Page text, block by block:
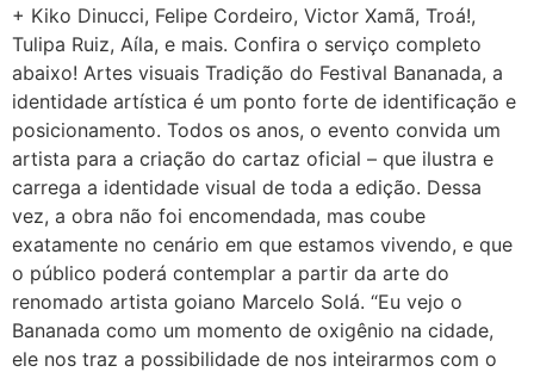
+ Kiko Dinucci, Felipe Cordeiro, Victor Xamã, Troá!,
Tulipa Ruiz, Aíla, e mais. Confira o serviço completo
abaixo! Artes visuais Tradição do Festival Bananada, a
identidade artística é um ponto forte de identificação e
posicionamento. Todos os anos, o evento convida um
artista para a criação do cartaz oficial – que ilustra e
carrega a identidade visual de toda a edição. Dessa
vez, a obra não foi encomendada, mas coube
exatamente no cenário em que estamos vivendo, e que
o público poderá contemplar a partir da arte do
renomado artista goiano Marcelo Solá. “Eu vejo o
Bananada como um momento de oxigênio na cidade,
ele nos traz a possibilidade de nos inteirarmos com o